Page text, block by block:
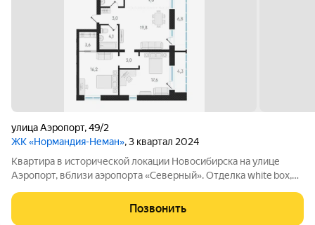
улица Аэропорт,49/2
ЖК «Нормандия-Неман», 3 квартал 2024
Квартира в исторической локации Новосибирска на улице
Аэропорт, вблизи аэропорта «Северный». Отделка white box,
примыкающей к «Нормандии Неман», будет построеноПозвонить